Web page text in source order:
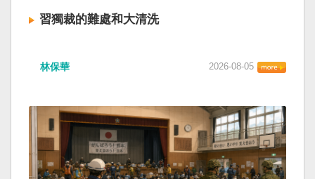
習獨裁的難處和大清洗
林保華 2026-08-05